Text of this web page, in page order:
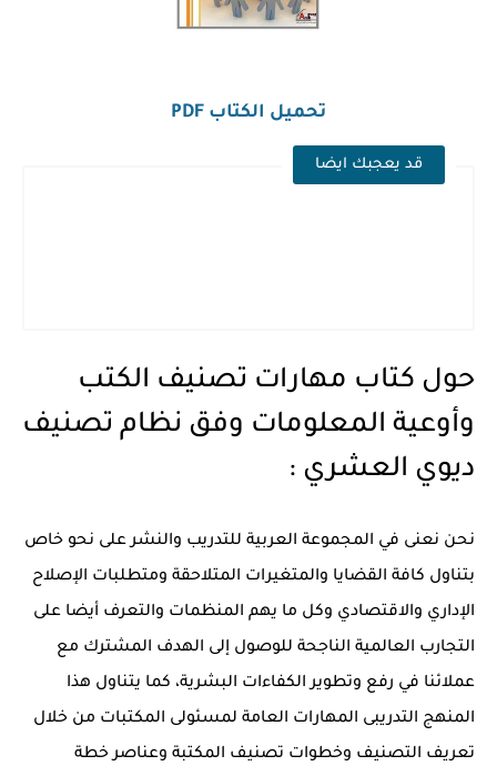
تحميل الكتاب PDF
قد يعجبك ايضا
حول كتاب مهارات تصنيف الكتب
وأوعية المعلومات وفق نظام تصنيف
ديوي العشري :
نحن نعنى في المجموعة العربية للتدريب والنشر على نحو خاص
بتناول كافة القضايا والمتغيرات المتلاحقة ومتطلبات الإصلاح
الإداري والاقتصادي وكل ما يهم المنظمات والتعرف أيضا على
التجارب العالمية الناجحة للوصول إلى الهدف المشترك مع
عملائنا في رفع وتطوير الكفاءات البشرية، كما يتناول هذا
المنهج التدريبى المهارات العامة لمسئولى المكتبات من خلال
تعريف التصنيف وخطوات تصنيف المكتبة وعناصر خطة